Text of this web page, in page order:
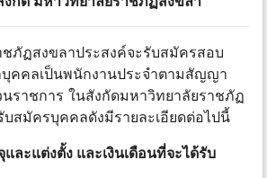
ภัฏสงขลาประสงค์จะรับสมัครสอบ
บุคคลเป็นพนักงานประจำตามสัญญา
ราชการ ในสังกัดมหาวิทยาลัยราชภัฏ
บสมัครบุคคลดังมีรายละเอียดต่อไปนี้
ละแต่งตั้ง และเงินเดือนที่จะได้รับ